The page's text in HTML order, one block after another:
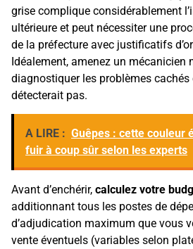
grise complique considérablement
ultérieure et peut nécessiter une
de la préfecture avec justificatifs
Idéalement, amenez un mécanicien
diagnostiquer les problèmes cachés
détecterait pas.
A LIRE : Guêpes : cette couleur
fuir à coup sûr selon les experts
Avant d’enchérir, calculez votre
additionnant tous les postes de
d’adjudication maximum que vous
vente éventuels (variables selon